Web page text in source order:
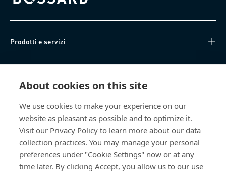
About cookies on this site
We use cookies to make your experience on our
website as pleasant as possible and to optimize it.
Visit our Privacy Policy to learn more about our data
collection practices. You may manage your personal
preferences under "Cookie Settings" now or at any
time later. By clicking Accept, you allow us to our use
Prodotti e servizi
Knowledge Hub
Chi siamo
Bossard SA
Steinhauserstrasse 70